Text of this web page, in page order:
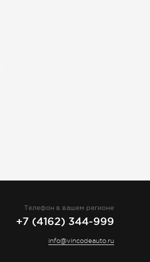
Телефон в вашем регионе
+7 (4162) 344-999
info@vincodeauto.ru